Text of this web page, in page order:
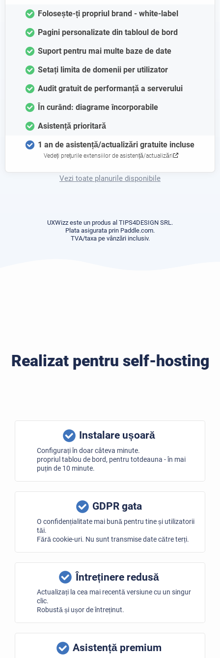
Folosește-ți propriul brand - white-label
Pagini personalizate din tabloul de bord
Suport pentru mai multe baze de date
Setați limita de domenii per utilizator
Audit gratuit de performanță a serverului
În curând: diagrame încorporabile
Asistență prioritară
1 an de asistență/actualizări gratuite incluse
Vedeți prețurile extensiilor de asistență/actualizări
Vezi toate planurile disponibile
UXWizz este un produs al TIPS4DESIGN SRL.
Plata asigurata prin Paddle.com.
TVA/taxa pe vânzări inclusiv.
Realizat pentru self-hosting
Instalare ușoară
Configurați în doar câteva minute.
propriul tablou de bord, pentru totdeauna - în mai
puțin de 10 minute.
GDPR gata
O confidențialitate mai bună pentru tine și utilizatorii
tăi.
Fără cookie-uri. Nu sunt transmise date către terți.
Întreținere redusă
Actualizați la cea mai recentă versiune cu un singur
clic.
Robustă și ușor de întreținut.
Asistență premium